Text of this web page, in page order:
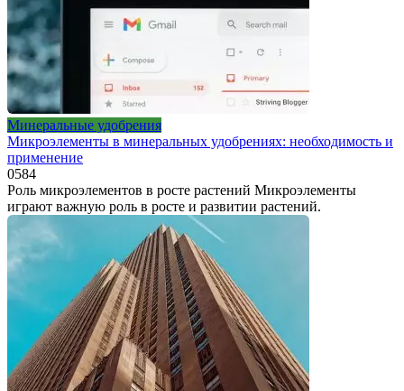
Минеральные удобрения
Микроэлементы в минеральных удобрениях: необходимость и
применение
0584
Роль микроэлементов в росте растений Микроэлементы
играют важную роль в росте и развитии растений.